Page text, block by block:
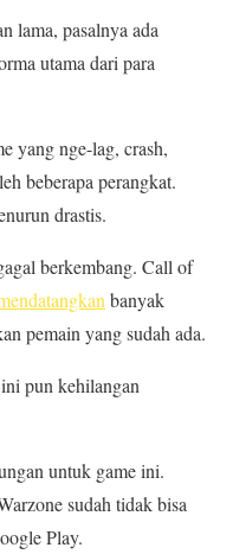
lama, pasalnya ada
utama dari para
yang nge-lag, crash,
beberapa perangkat.
drastis.
berkembang. Call of
banyak
pemain yang sudah ada.
pun kehilangan
untuk game ini.
sudah tidak bisa
Play.